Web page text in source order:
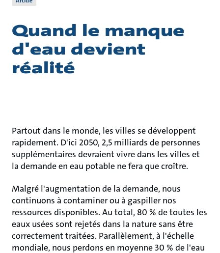
Quand le manque
d'eau devient
réalité
Partout dans le monde, les villes se développent
rapidement. D'ici 2050, 2,5 milliards de personnes
supplémentaires devraient vivre dans les villes et
la demande en eau potable ne fera que croître.
Malgré l'augmentation de la demande, nous
continuons à contaminer ou à gaspiller nos
ressources disponibles. Au total, 80 % de toutes les
eaux usées sont rejetés dans la nature sans être
correctement traitées. Parallèlement, à l'échelle
mondiale, nous perdons en moyenne 30 % de l'eau